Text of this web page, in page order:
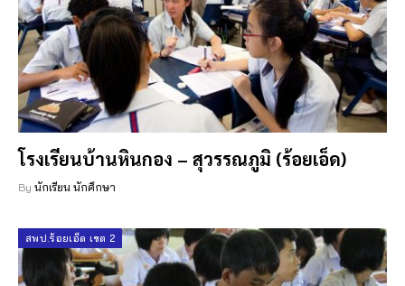
โรงเรียนบ้านหินกอง – สุวรรณภูมิ (ร้อยเอ็ด)
By นักเรียน นักศึกษา
สพป.ร้อยเอ็ด เขต 2